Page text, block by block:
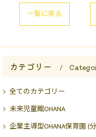
一覧に戻る
カテゴリー
全てのカテゴリー
未来児童館OHANA
企業主導型OHANA保育園 (